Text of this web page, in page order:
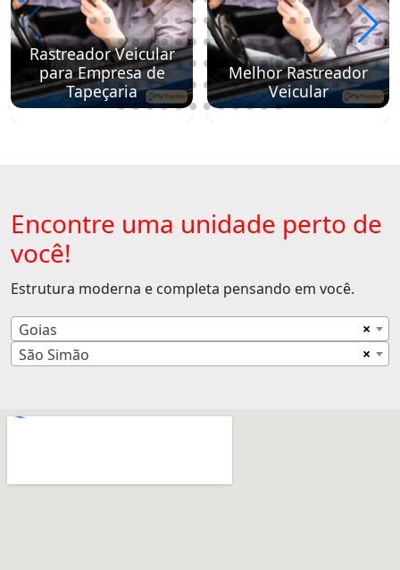
Rastreador Veicular
para Empresa de
Tapeçaria
Melhor Rastreador
Veicular
Encontre uma unidade perto de
você!
Estrutura moderna e completa pensando em você.
×
Goias
×
São Simão